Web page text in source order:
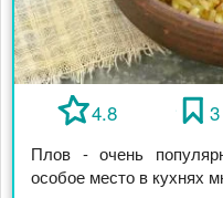
4.8 3
Плов - очень
особое место в кухнях